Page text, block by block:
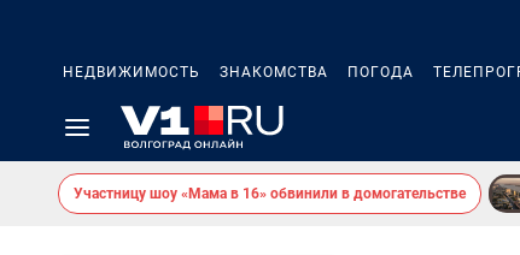
НЕДВИЖИМОСТЬ ЗНАКОМСТВА ПОГОДА
Участницу шоу «Мама в 16» обвинили в домогательстве